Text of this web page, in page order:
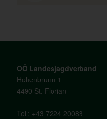
OÖ Landesjagdverband
Hohenbrunn 1
4490 St. Florian
Tel.: +43 7224 20083